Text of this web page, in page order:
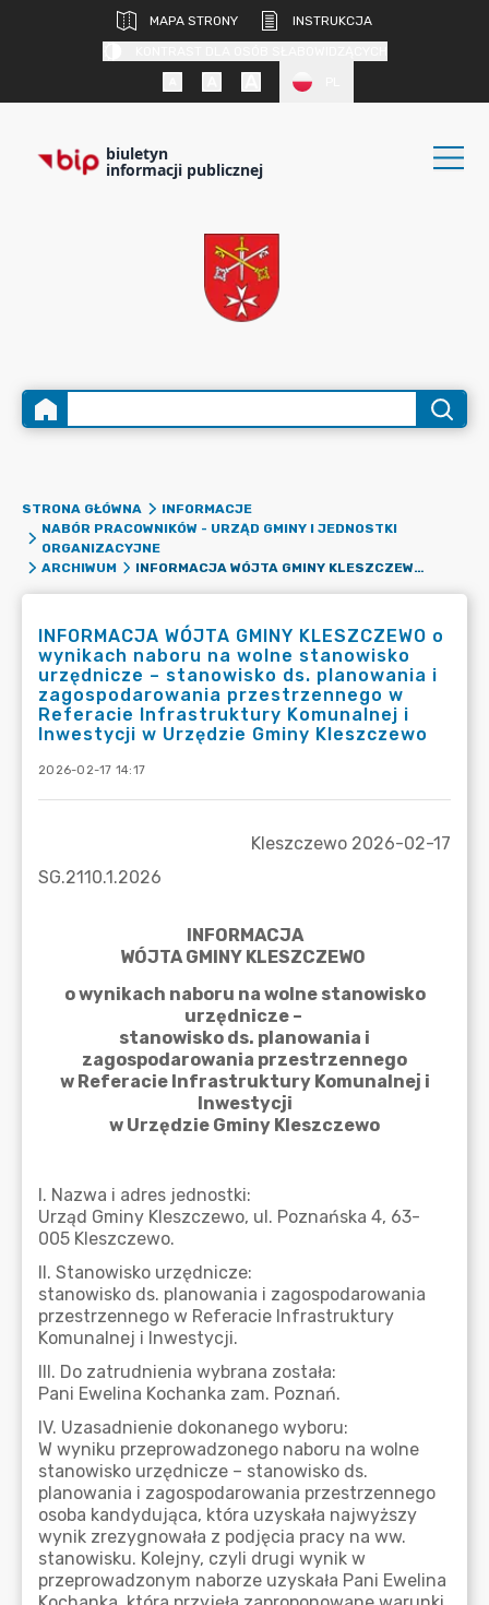
MAPA STRONY
INSTRUKCJA
biuletyn
informacji publicznej
STRONA GŁÓWNA
INFORMACJE
NABÓR PRACOWNIKÓW - URZĄD GMINY I JEDNOSTKI
ORGANIZACYJNE
ARCHIWUM
INFORMACJA WÓJTA GMINY KLESZCZEWO O WYNIKACH NABORU NA WOLNE STANOWISKO URZĘDNICZE – STANOWISKO DS. PLANOWANIA I ZAGOSPODAROWANIA PRZESTRZENNEGO W REFERACIE INFRASTRUKTURY KOMUNALNEJ I INWESTYCJI W URZĘDZIE GMINY KLESZCZEWO
INFORMACJA WÓJTA GMINY KLESZCZEWO o
wynikach naboru na wolne stanowisko
urzędnicze – stanowisko ds. planowania i
zagospodarowania przestrzennego w
Referacie Infrastruktury Komunalnej i
Inwestycji w Urzędzie Gminy Kleszczewo
2026-02-17 14:17